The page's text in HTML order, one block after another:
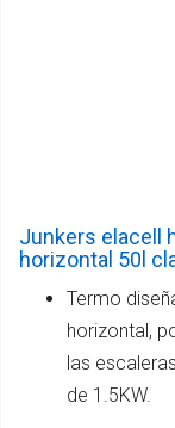
Junkers elacell
horizontal 50l
Termo
horizontal,
las
de 1.5KW.